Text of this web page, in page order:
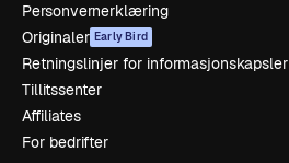
Personvernerklæring
Originaler Early Bird
Retningslinjer for informasjonskapsler
Tillitssenter
Affiliates
For bedrifter